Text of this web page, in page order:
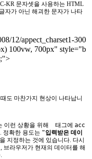
KR 문자셋을 사용하는 HTML
자가 아닌 해괴한 문자가 나타
12/appect_charset1-300
100vw, 700px" style="b
도 마찬가지 현상이 나타납니
이런 상황을 위해 태그에 acc
정확한 용도는 "입력받은 데이
을 지정하는 것에 있습니다. 다시
브라우저가 현재의 데이터를 해